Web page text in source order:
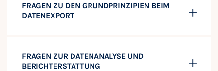
FRAGEN ZU DEN GRUNDPRINZIPIEN BEIM
DATENEXPORT
FRAGEN ZUR DATENANALYSE UND
BERICHTERSTATTUNG